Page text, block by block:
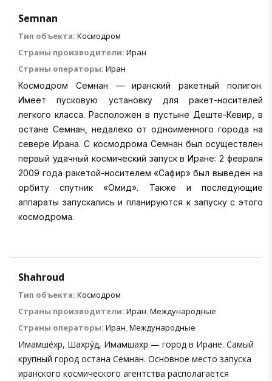
Semnan
Тип объекта: Космодром
Страны производители: Иран
Страны операторы: Иран
Космодром Семнан — иранский ракетный полигон.
Имеет пусковую установку для ракет-носителей
легкого класса. Расположен в пустыне Деште-Кевир, в
остане Семнан, недалеко от одноименного города на
севере Ирана. С космодрома Семнан был осуществлен
первый удачный космический запуск в Иране: 2 фев­раля
2009 года ракетой-носителем «Сафир» был выведен на
орбиту спутник «Омид». Также и последующие
аппараты запускались и планируются к запуску с этого
космодрома.
Shahroud
Тип объекта: Космодром
Страны производители: Иран,Международные
Страны операторы: Иран,Международные
Имамше́хр, Шахру́д, Имамшахр — город в Иране. Самый
крупный город остана Семнан. Основное место запуска
иранского космического агентства располагается